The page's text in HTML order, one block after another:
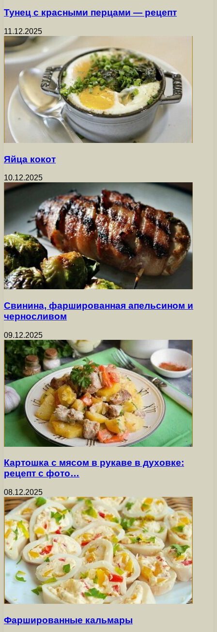
Тунец с красными перцами — рецепт
11.12.2025
Яйца кокот
10.12.2025
Свинина, фаршированная апельсином и
черносливом
09.12.2025
Картошка с мясом в рукаве в духовке:
рецепт с фото…
08.12.2025
Фаршированные кальмары